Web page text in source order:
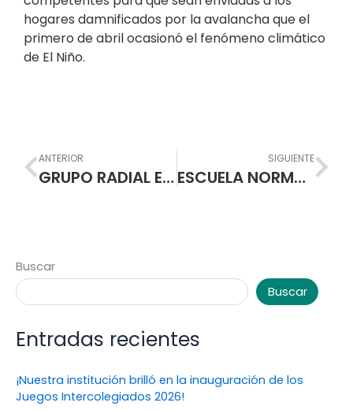
hogares damnificados por la avalancha que el
primero de abril ocasionó el fenómeno climático
de El Niño.
Prev
ANTERIOR
GRUPO RADIAL ESTUDIANTIL “CATARSIS” DE LA ESCUELA NORMAL SUPERIOR DE PASTO, LANZÓ POR ECOS DE PASTO EL PROGRAMA “NARIÑO TERRITORIO DE PAZ”
SIGUIENTE
ESCUELA NORMAL SUPERIOR DE PASTO CONFORMA COMITÉ INSTITUCIONAL PARA RECOLECTAR DONACIONES QUE SE ENVIARÁN A FAMILIAS DAMNIFICADAS DE MOCOA (PUTUMAYO).
Buscar
Buscar
Entradas recientes
¡Nuestra institución brilló en la inauguración de los
Juegos Intercolegiados 2026!